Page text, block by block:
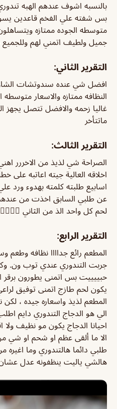
بالنسبه اشوف عندهم الهبه
بس شفته علي الفخم قاعدين
جميل ولطيف اتمني لهم وللجميع
التقرير الثاني:
افضل شي عنده سندوتشات
النظافه ممتازه والاسعار
غاليا زحمه والافضل تتصل
ماتتأخر
التقرير الثالث:
الصراحة شي لذيذ من الاخررر
اخلاقه العالية جيته اعاتبه
اسابيع طلبته كلمته بهدوء ورد
عن طلبي السابق اخذت من
لحم كل واحد الذ من الثاني 👍🏼👍🏼
التقرير الرابع:
المطعم رائع جداااا نظافه وطعم
جربت التندوري عندي توب ون.
حبييييت بس اتمنى يطورون برقر
يكون لحم طازج اتمنى توفيق
المطعم لذيذ واسعاره جيده ،
الي هو الدجاج التندوري دايم
احيانا الدجاج يكون مو نظيف ولا
الا ما ألقى عظم او شحم او شي
طلبي دائما هالتندوري وما
هالشي ياليت ينظفونه عدل